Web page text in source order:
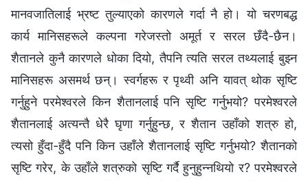
मानवजातिलाई भ्रष्ट तुल्याएको कारणले गर्दा नै हो। यो चरणबद्ध
कार्य मानिसहरूले कल्‍पना गरेजस्तो अमूर्त र सरल छँदै-छैन।
शैतानले कुनै कारणले धोका दियो, तैपनि त्यति सरल तथ्यलाई बुझ्‍न
मानिसहरू असमर्थ छन्। स्वर्गहरू र पृथ्वी अनि यावत् थोक सृष्टि
गर्नुहुने परमेश्‍वरले किन शैतानलाई पनि सृष्टि गर्नुभयो? परमेश्‍वरले
शैतानलाई अत्यन्तै धेरै घृणा गर्नुहुन्छ, र शैतान उहाँको शत्रु हो,
त्यसो हुँदा-हुँदै पनि किन उहाँले शैतानलाई सृष्टि गर्नुभयो? शैतानको
सृष्टि गरेर, के उहाँले शत्रुको सृष्टि गर्दै हुनुहुन्‍नथियो र? परमेश्‍वरले